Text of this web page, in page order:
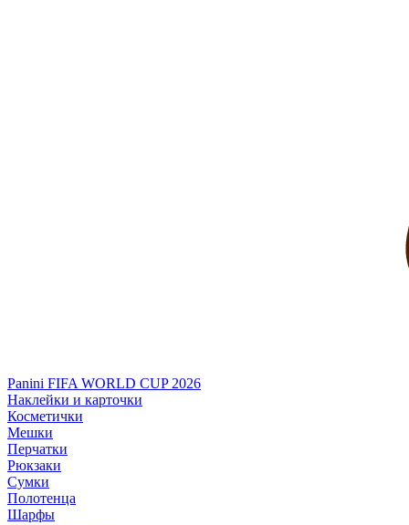
Panini FIFA WORLD CUP 2026
Наклейки и карточки
Косметички
Мешки
Перчатки
Рюкзаки
Сумки
Полотенца
Шарфы